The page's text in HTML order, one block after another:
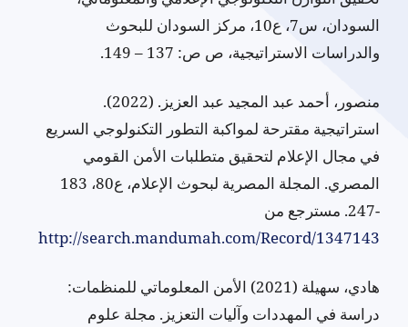
السودان، س7، ع10، مركز السودان للبحوث
والدراسات الاستراتيجية، ص ص: 137 – 149.
منصور، أحمد عبد المجيد عبد العزيز. (2022).
استراتيجية مقترحة لمواكبة التطور التكنولوجي السريع
في مجال الإعلام لتحقيق متطلبات الأمن القومي
المصري. المجلة المصرية لبحوث الإعلام، ع80، 183
-247. مسترجع من
http://search.mandumah.com/Record/1347143
هادي، سهيلة (2021) الأمن المعلوماتي للمنظمات:
دراسة في المهددات وآليات التعزيز. مجلة علوم